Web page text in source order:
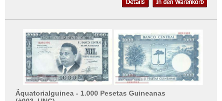
Gratisbanknoten
FAQ
Mehr über...
Zahlungsbedingungen
Äquatorialguinea - 1.000 Pesetas Guineanas